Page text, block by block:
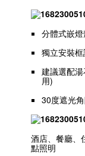
分體式嵌
獨立安裝
建議選配
用)
30度遮光
酒店、餐廳、
點照明